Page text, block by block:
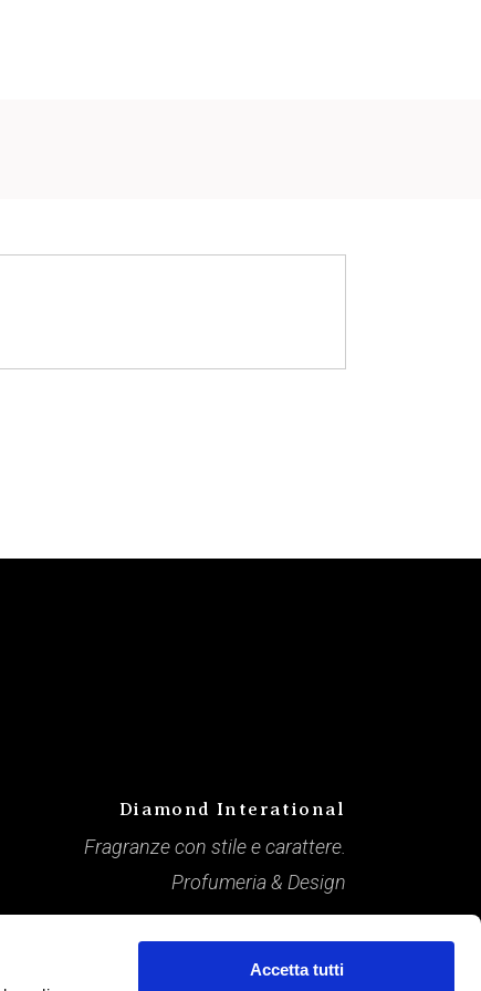
Accetta tutti
Diamond Interational
Fragranze con stile e carattere.
Profumeria & Design